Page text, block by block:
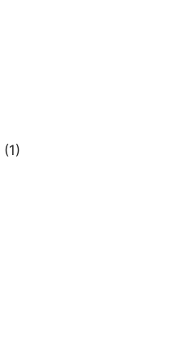
(1)